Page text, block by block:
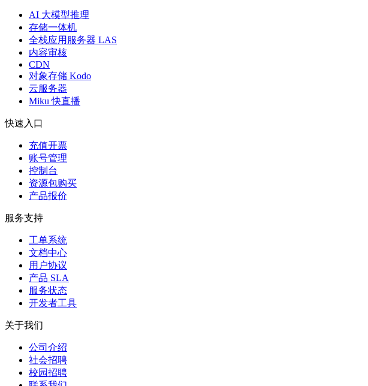
AI 大模型推理
存储一体机
全栈应用服务器 LAS
内容审核
CDN
对象存储 Kodo
云服务器
Miku 快直播
快速入口
充值开票
账号管理
控制台
资源包购买
产品报价
服务支持
工单系统
文档中心
用户协议
产品 SLA
服务状态
开发者工具
关于我们
公司介绍
社会招聘
校园招聘